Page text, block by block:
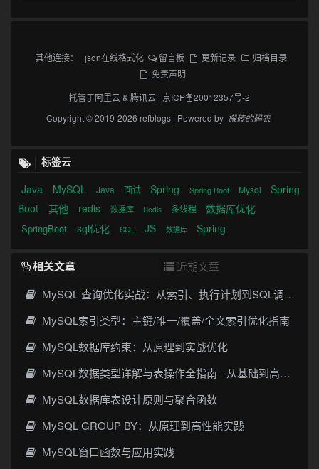
其他连接： json在线格式化 留言板 更新记录
归档目录
免责声明
托管于阿里云& 腾讯云 ·京ICP备20012357号-2
Copyright © 2019-2026 refblogs | Powered by 搬砖的码农
标签云
Java MySQL Java 面试 Spring Spring Boot Mysql
Spring
Boot
其他 redis 数据库 Redis 多线程 数据库优化
SpringBoot sql优化 SQL JS 数据库 Spring
相关文章
近期文章
MySQL 查询优化实战：从索引、执行计划到SQL调优全攻略
MySQL索引类型：主键/唯一/覆盖/全文索引优化指南
MySQL数据库约束：从原理到实战优化
MySQL数据类型详解与表操作全指南 - 从基础到高级实践
MySQL数据库表设计原则与聚合函数
MySQL GROUP BY：从原理到高性能实践
MySQL窗口函数与应用实践